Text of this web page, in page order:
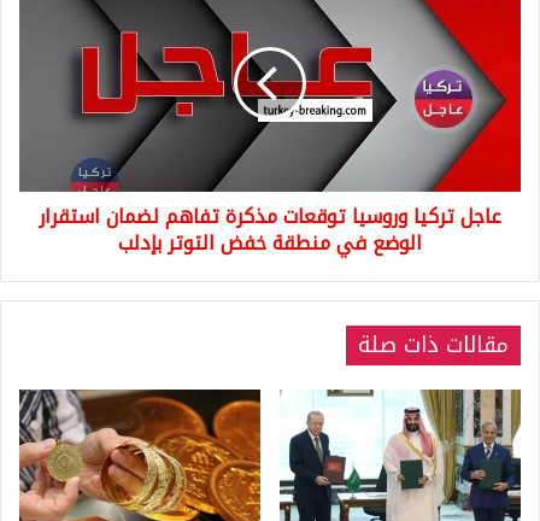
توقعات
مذكرة
تفاهم
لضمان
الوضع
في
التوتر
عاجل تركيا وروسيا توقعات مذكرة تفاهم لضمان استقرار
الوضع في منطقة خفض التوتر بإدلب
مقالات ذات صلة